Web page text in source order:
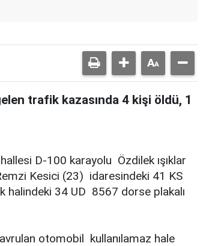
trafik kazasında 4 kişi öldü, 1
D-100 karayolu Özdilek ışıklar
Kesici (23) idaresindeki 41 KS
halindeki 34 UD 8567 dorse plakalı
otomobil kullanılamaz hale